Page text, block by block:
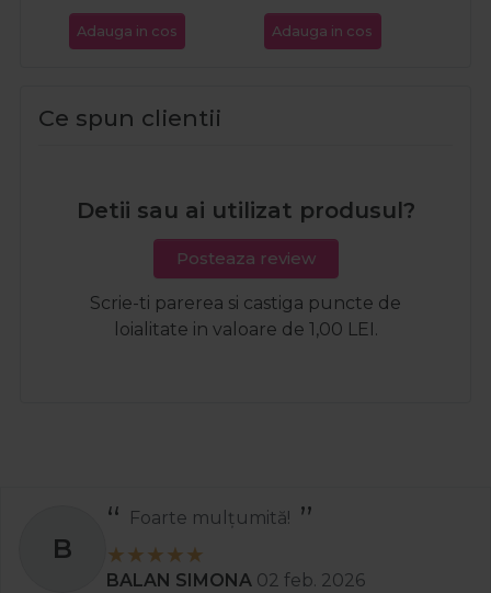
Adauga in cos Adauga in cos
Ce spun clientii
Detii sau ai utilizat produsul?
Posteaza review
Scrie-ti parerea si castiga puncte de
loialitate in valoare de 1,00 LEI.
S
Recomand
Stanciu Aura Andreea